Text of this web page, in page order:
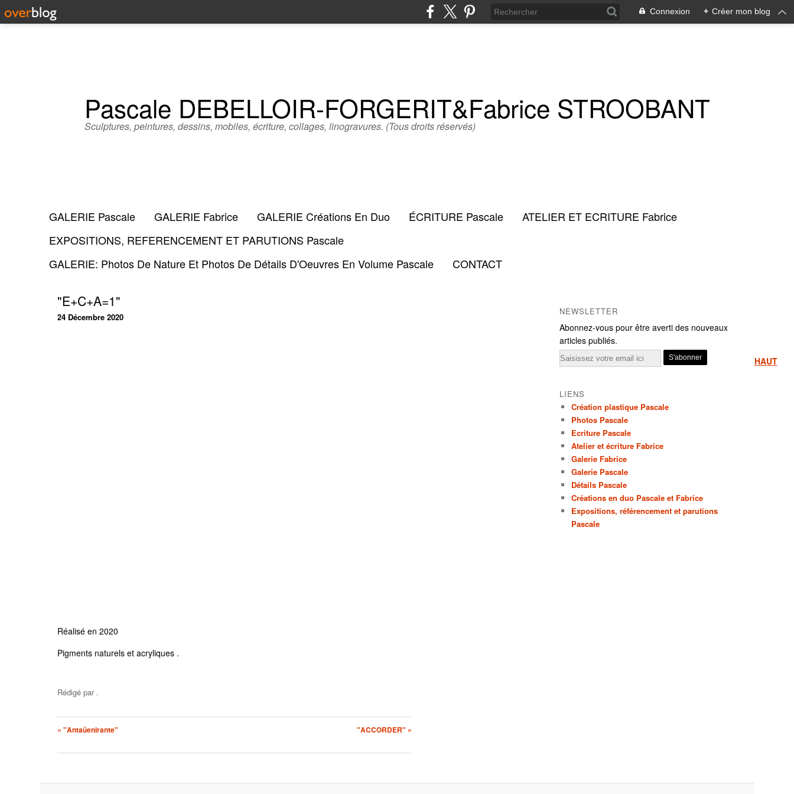
Connexion + Créer mon blog
Pascale DEBELLOIR-FORGERIT&Fabrice STROOBANT
Sculptures, peintures, dessins, mobiles, écriture, collages, linogravures. (Tous droits réservés)
GALERIE Pascale GALERIE Fabrice GALERIE Créations En Duo ÉCRITURE Pascale
ATELIER ET ECRITURE Fabrice
EXPOSITIONS, REFERENCEMENT ET PARUTIONS Pascale
GALERIE: Photos De Nature Et Photos De Détails D'Oeuvres En Volume Pascale
CONTACT
HAUT
"E+C+A=1"
24 Décembre 2020
Réalisé en 2020
Pigments naturels et acryliques .
Rédigé par .
« "Antaŭenirante" "ACCORDER" »
NEWSLETTER
Abonnez-vous pour être averti des nouveaux
articles publiés.
Email
LIENS
Création plastique Pascale
Photos Pascale
Ecriture Pascale
Atelier et écriture Fabrice
Galerie Fabrice
Galerie Pascale
Détails Pascale
Créations en duo Pascale et Fabrice
Expositions, référencement et parutions
Pascale